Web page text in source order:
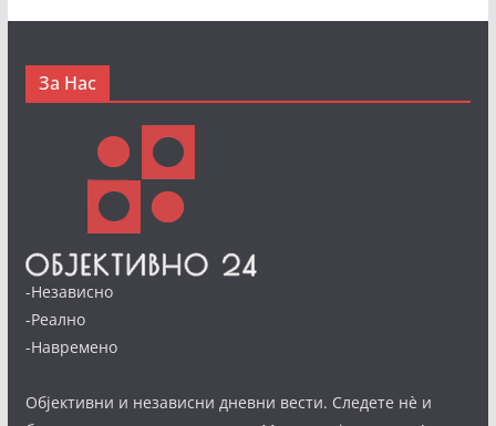
За Нас
-Независно
-Реално
-Навремено
Објективни и независни дневни вести. Следете нè и